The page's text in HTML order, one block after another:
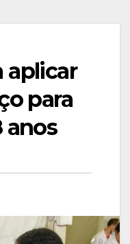
aplicar
para
anos